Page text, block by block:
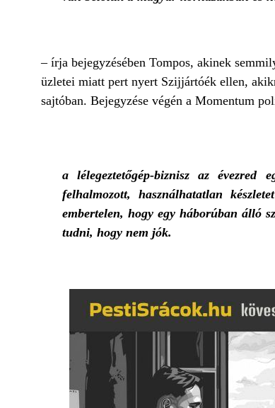
– írja bejegyzésében Tompos, akinek
üzletei miatt pert nyert Szijjártóék ellen,
sajtóban. Bejegyzése végén a Momentum
a lélegeztetőgép-biznisz az
felhalmozott, használhatatlan
embertelen, hogy egy háborúban álló
tudni, hogy nem jók.